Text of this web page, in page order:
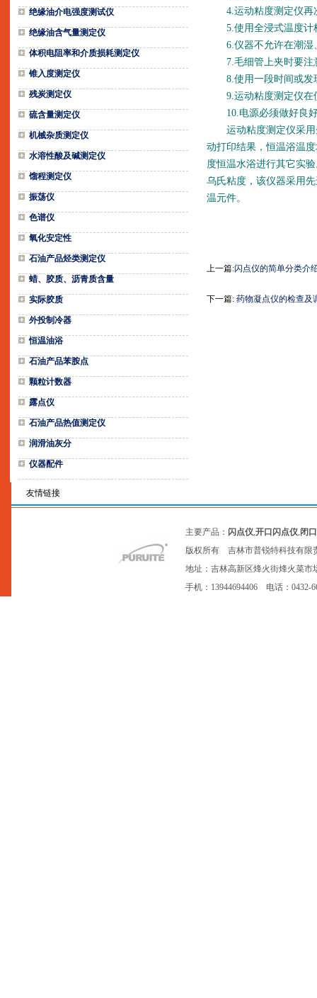
绝缘油介电强度测试仪
绝缘油含气量测定仪
体积电阻率和介质损耗测定仪
锥入度测定仪
残炭测定仪
硫含量测定仪
机械杂质测定仪
水溶性酸及碱测定仪
馏程测定仪
振荡仪
色谱仪
氧化安定性
石油产品烃类测定仪
蜡、胶质、沥青质含量
实际胶质
外投制冷器
恒温油浴
石油产品苯胺点
颗粒计数器
露点仪
石油产品热值测定仪
润滑油灰分
仪器配件
4.运动粘度测定仪再次
5.使用全浸式温度计
6.仪器不允许在潮湿
7.毛细管上夹时要注
8.使用一段时间或发
9.运动粘度测定仪在使
10.电源必须做好良
运动粘度测定仪采用
动打印结果，恒温浴温
度恒温水浴进行其它实
乌氏粘度，该仪器采用
温元件。
上一篇:闪点仪的简单分类介
下一篇: 药物凝点仪的检查及
友情链接
主要产品： 闪点仪,开口闪点仪,闭
版权所有 吉林市普锐特科技有
地址：吉林高新区烽火街烽火菜
手机：13944694406 电话：0432-